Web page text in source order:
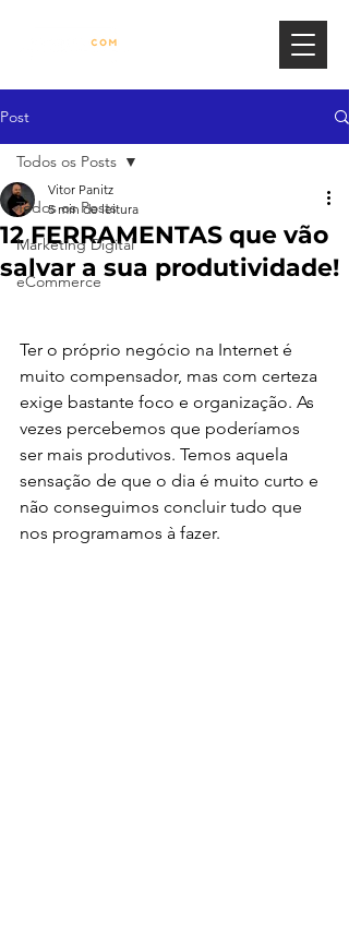
Post
Todos os Posts
Marketing Digital
eCommerce
Todos os Posts
12 FERRAMENTAS que vão
salvar a sua produtividade!
Vitor Panitz
5 min de leitura
Ter o próprio negócio na Internet é
muito compensador, mas com certeza
exige bastante foco e organização. As
vezes percebemos que poderíamos
ser mais produtivos. Temos aquela
sensação de que o dia é muito curto e
não conseguimos concluir tudo que
nos programamos à fazer.